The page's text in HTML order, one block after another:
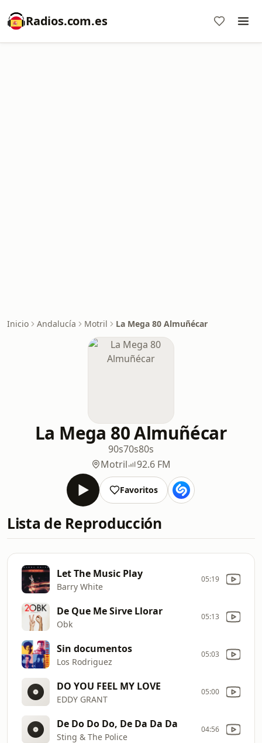
Radios.com.es
Inicio Andalucía Motril La Mega 80 Almuñécar
La Mega 80 Almuñécar
90s70s80s
Motril
92.6 FM
Favoritos
Lista de Reproducción
Let The Music Play
Barry White
05:19
De Que Me Sirve Llorar
Obk
05:13
Sin documentos
Los Rodriguez
05:03
DO YOU FEEL MY LOVE
EDDY GRANT
05:00
De Do Do Do, De Da Da Da
Sting & The Police
04:56